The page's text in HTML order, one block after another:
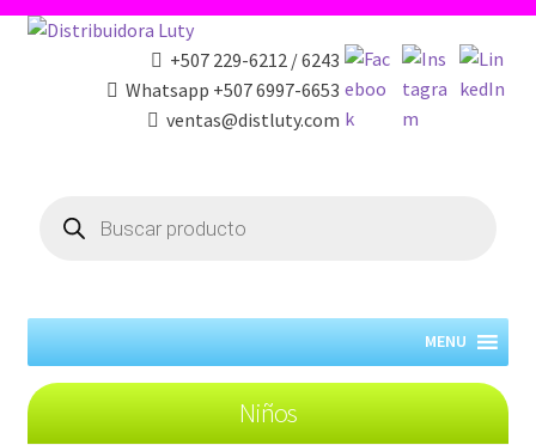
+507 229-6212 / 6243
Whatsapp +507 6997-6653
ventas@distluty.com
search
MENU
Niños